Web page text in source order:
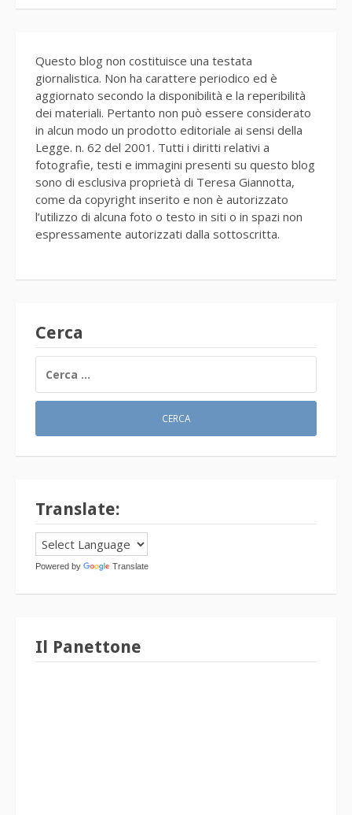
Questo blog non costituisce una testata
giornalistica. Non ha carattere periodico ed è
aggiornato secondo la disponibilità e la reperibilità
dei materiali. Pertanto non può essere considerato
in alcun modo un prodotto editoriale ai sensi della
Legge. n. 62 del 2001. Tutti i diritti relativi a
fotografie, testi e immagini presenti su questo blog
sono di esclusiva proprietà di Teresa Giannotta,
come da copyright inserito e non è autorizzato
l’utilizzo di alcuna foto o testo in siti o in spazi non
espressamente autorizzati dalla sottoscritta.
Cerca
PER:
Translate:
Powered by Translate
Il Panettone